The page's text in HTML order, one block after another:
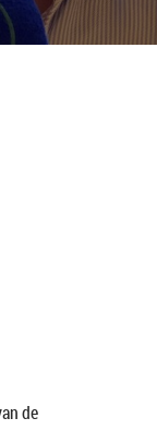
de